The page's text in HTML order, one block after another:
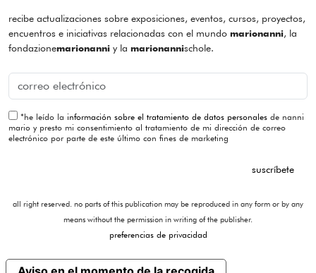
recibe actualizaciones sobre exposiciones, eventos, cursos, proyectos,
encuentros e iniciativas relacionadas con el mundo marionanni, la
fondazionemarionanni y la marionannischole.
*he leído la información sobre el tratamiento de datos personales de nanni
mario y presto mi consentimiento al tratamiento de mi dirección de correo
electrónico por parte de este último con fines de marketing
suscríbete
all right reserved. no parts of this publication may be reproduced in any form or by any
means without the permission in writing of the publisher.
preferencias de privacidad